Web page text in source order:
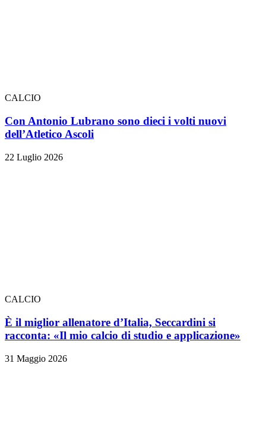
CALCIO
Con Antonio Lubrano sono dieci i volti nuovi
dell’Atletico Ascoli
22 Luglio 2026
CALCIO
È il miglior allenatore d’Italia, Seccardini si
racconta: «Il mio calcio di studio e applicazione»
31 Maggio 2026